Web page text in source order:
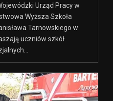
Urząd Pracy w
Wyższa Szkoła
Tarnowskiego w
uczniów szkół